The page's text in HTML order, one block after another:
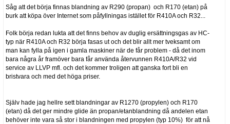
Såg att det börja finnas blandning av R290 (propan) och R170 (etan) på
burk att köpa över Internet som påfyllningas istället för R410A och R32...
Folk börja redan lukta att det finns behov av duglig ersättningsgas av HC-
typ när R410A och R32 börja fasas ut och det blir allt mer tveksamt om
man kan fylla på igen i gamla maskiner när de får problem - då det inom
bara några år framöver bara får använda återvunnen R410A/R32 vid
service av LLVP mfl. och det kommer troligen att ganska fort bli en
bristvara och med det höga priser.
Själv hade jag hellre sett blandningar av R1270 (propylen) och R170
(etan) då det ger mindre glide än propan/etanblandning då andelen etan
behöver inte vara så stor i blandningen med propylen (typ 10%) för att nå